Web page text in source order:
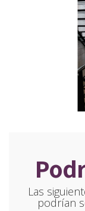
Las
podrían